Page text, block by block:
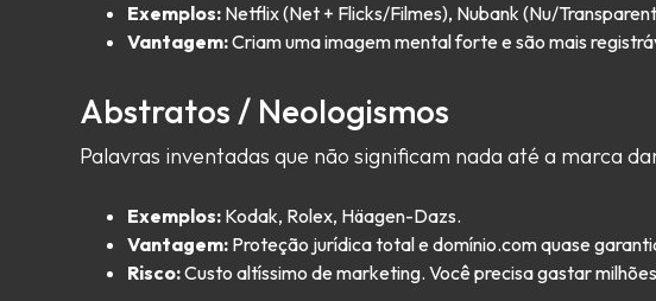
Exemplos: Netflix (Net + Flicks/Filmes), Nubank (Nu/
Vantagem:Criam uma imagem mental forte e são mais
Abstratos / Neologismos
Palavras inventadas que não significam nada até a marca
Exemplos: Kodak, Rolex, Häagen-Dazs.
Vantagem: Proteção jurídica total e domínio.com quase
Risco:Custo altíssimo de marketing. Você precisa gastar